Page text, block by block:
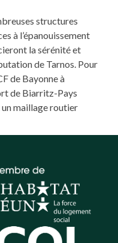
structures
à l’épanouissement
la sérénité et
de Tarnos. Pour
de Bayonne à
de Biarritz-Pays
maillage routier